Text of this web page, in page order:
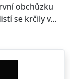
obchůzku
se krčily v...